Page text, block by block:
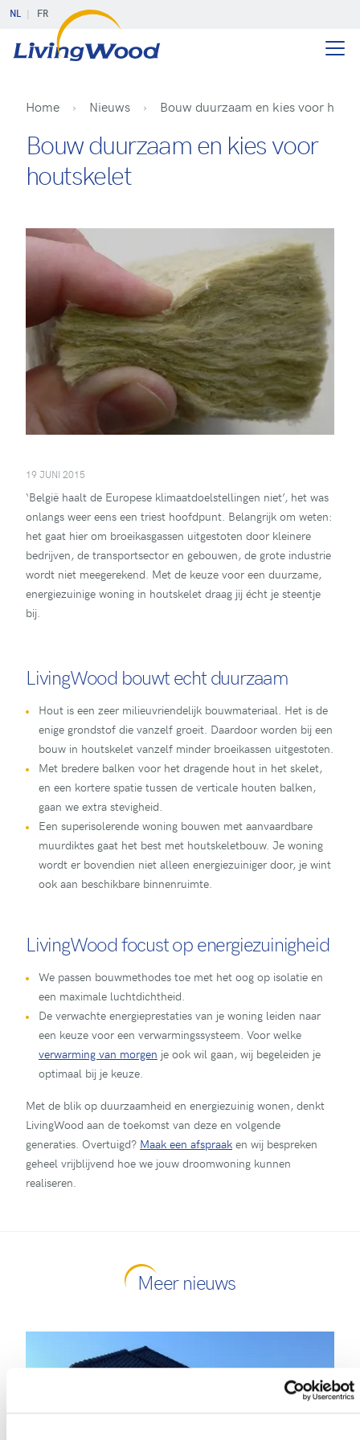
NL FR
Home Nieuws Bouw duurzaam en kies voor
Bouw duurzaam en kies voor
houtskelet
19 JUNI 2015
‘België haalt de Europese klimaatdoelstellingen niet’, het was
onlangs weer eens een triest hoofdpunt. Belangrijk om weten:
het gaat hier om broeikasgassen uitgestoten door kleinere
bedrijven, de transportsector en gebouwen, de grote industrie
wordt niet meegerekend. Met de keuze voor een duurzame,
energiezuinige woning in houtskelet draag jij écht je steentje
bij.
LivingWood bouwt echt duurzaam
Hout is een zeer milieuvriendelijk bouwmateriaal. Het is de
enige grondstof die vanzelf groeit. Daardoor worden bij een
bouw in houtskelet vanzelf minder broeikassen uitgestoten.
Met bredere balken voor het dragende hout in het skelet,
en een kortere spatie tussen de verticale houten balken,
gaan we extra stevigheid.
Een superisolerende woning bouwen met aanvaardbare
muurdiktes gaat het best met houtskeletbouw. Je woning
wordt er bovendien niet alleen energiezuiniger door, je wint
ook aan beschikbare binnenruimte.
LivingWood focust op energiezuinigheid
We passen bouwmethodes toe met het oog op isolatie en
een maximale luchtdichtheid.
De verwachte energieprestaties van je woning leiden naar
een keuze voor een verwarmingssysteem. Voor welke
verwarming van morgen je ook wil gaan, wij begeleiden je
optimaal bij je keuze.
Met de blik op duurzaamheid en energiezuinig wonen, denkt
LivingWood aan de toekomst van deze en volgende
generaties. Overtuigd? Maak een afspraak en wij bespreken
geheel vrijblijvend hoe we jouw droomwoning kunnen
realiseren.
Meer nieuws